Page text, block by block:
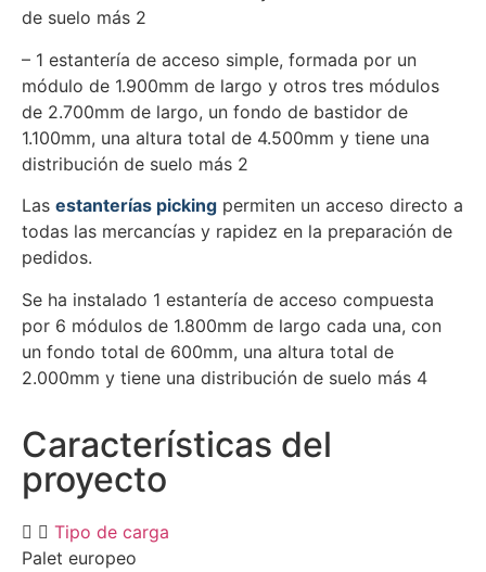
de suelo más 2
– 1 estantería de acceso simple, formada por un
módulo de 1.900mm de largo y otros tres módulos
de 2.700mm de largo, un fondo de bastidor de
1.100mm, una altura total de 4.500mm y tiene una
distribución de suelo más 2
Las estanterías picking permiten un acceso directo a
todas las mercancías y rapidez en la preparación de
pedidos.
Se ha instalado 1 estantería de acceso compuesta
por 6 módulos de 1.800mm de largo cada una, con
un fondo total de 600mm, una altura total de
2.000mm y tiene una distribución de suelo más 4
Características del
proyecto
Tipo de carga
Palet europeo